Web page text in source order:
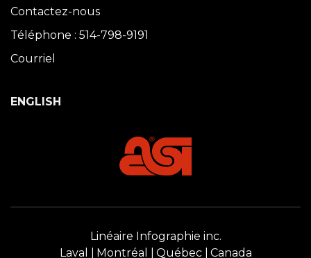
Contactez-nous
Téléphone : 514-798-9191
Courriel
ENGLISH
Linéaire Infographie inc.
Laval
Montréal Québec Canada